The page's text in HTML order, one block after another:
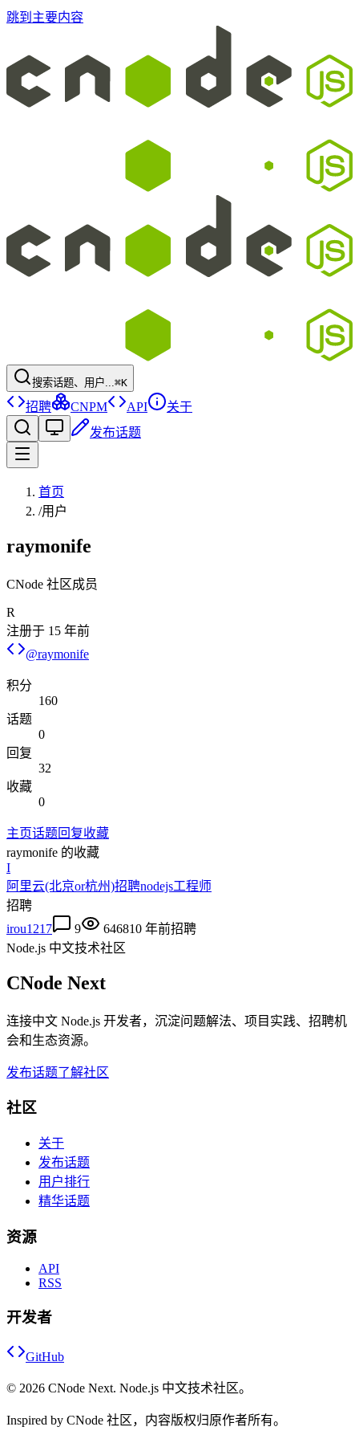
跳到主要内容
搜索话题、用户...⌘K
招聘 CNPM API
关于
发布话题
首页
/用户
raymonife
CNode 社区成员
R
注册于 15 年前
@raymonife
积分
160
话题
0
回复
32
收藏
0
主页话题回复收藏
raymonife 的收藏
I
阿里云(北京or杭州)招聘nodejs工程师
招聘
irou1217
9 646810 年前招聘
Node.js 中文技术社区
CNode Next
连接中文 Node.js 开发者，沉淀问题解法、项目实践、招聘机
会和生态资源。
发布话题了解社区
社区
关于
发布话题
用户排行
精华话题
资源
API
RSS
开发者
GitHub
© 2026 CNode Next. Node.js 中文技术社区。
Inspired by CNode 社区，内容版权归原作者所有。